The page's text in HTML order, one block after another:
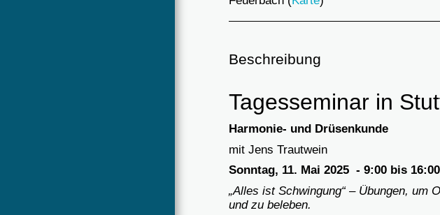
Beschreibung
Tagesseminar in
Harmonie- und Drüsenkunde
mit Jens Trautwein
Sonntag, 11. Mai 2025 - 9:00 bis
„Alles ist Schwingung“ – Übungen, um
und zu beleben.